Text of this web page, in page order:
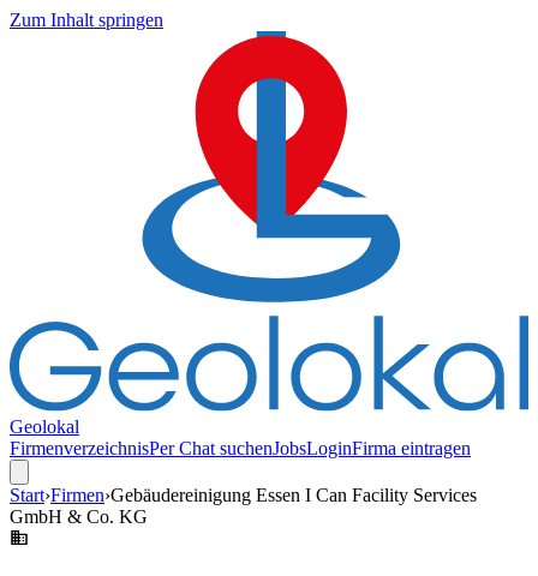
Zum Inhalt springen
Geolokal
FirmenverzeichnisPer Chat suchenJobsLoginFirma eintragen
Start›Firmen›Gebäudereinigung Essen I Can Facility Services
GmbH & Co. KG